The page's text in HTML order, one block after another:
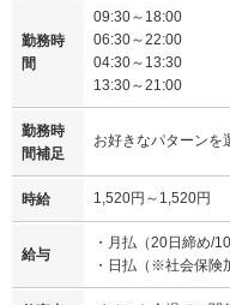
勤務時
間
09:30～18:00
06:30～22:00
04:30～13:30
13:30～21:00
勤務時
間補足
お好きなパターンを
時給 1,520円～1,520円
給与
・月払（20日締め/
・日払（※社会保険